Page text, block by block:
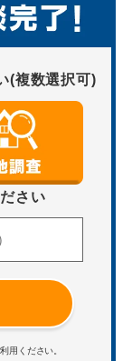
(複数選択可)
さい
用ください。